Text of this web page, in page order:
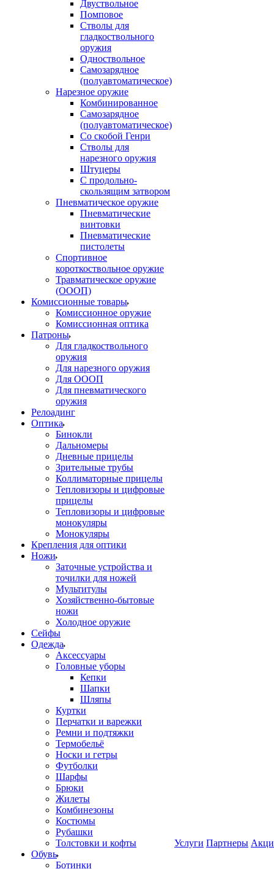
Двуствольное
Помповое
Стволы для
гладкоствольного
оружия
Одноствольное
Самозарядное
(полуавтоматическое)
Нарезное оружие
Комбинированное
Самозарядное
(полуавтоматическое)
Со скобой Генри
Стволы для
нарезного оружия
Штуцеры
С продольно-
скользящим затвором
Пневматическое оружие
Пневматические
винтовки
Пневматические
пистолеты
Спортивное
короткоствольное оружие
Травматическое оружие
(ОООП)
Комиссионные товары
Комиссионное оружие
Комиссионная оптика
Патроны
Для гладкоствольного
оружия
Для нарезного оружия
Для ОООП
Для пневматического
оружия
Релоадинг
Оптика
Бинокли
Дальномеры
Дневные прицелы
Зрительные трубы
Коллиматорные прицелы
Тепловизоры и цифровые
прицелы
Тепловизоры и цифровые
монокуляры
Монокуляры
Крепления для оптики
Ножи
Заточные устройства и
точилки для ножей
Мультитулы
Хозяйственно-бытовые
ножи
Холодное оружие
Сейфы
Одежда
Аксессуары
Головные уборы
Кепки
Шапки
Шляпы
Куртки
Перчатки и варежки
Ремни и подтяжки
Термобельё
Носки и гетры
Футболки
Шарфы
Брюки
Жилеты
Комбинезоны
Костюмы
Рубашки
Толстовки и кофты
Обувь
Ботинки
Услуги Партнеры